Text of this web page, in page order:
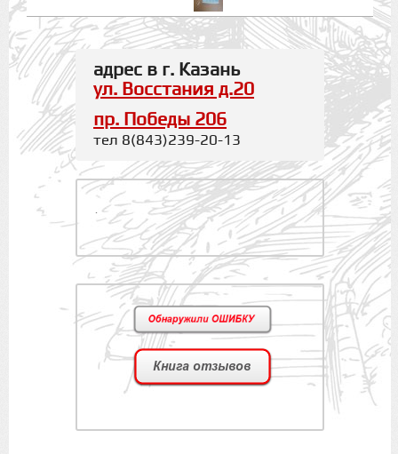
адрес в г. Казань
ул. Восстания д.20
пр. Победы 206
тел 8(843)239-20-13
.